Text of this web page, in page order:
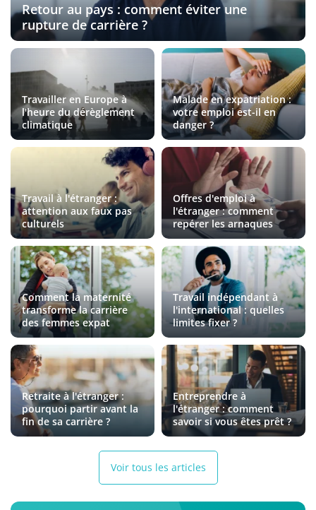
Retour au pays : comment éviter une
rupture de carrière ?
Travailler en Europe à
l'heure du dérèglement
climatique
Malade en expatriation :
votre emploi est-il en
danger ?
Travail à l'étranger :
attention aux faux pas
culturels
Offres d'emploi à
l'étranger : comment
repérer les arnaques
Comment la maternité
transforme la carrière
des femmes expat
Travail indépendant à
l'international : quelles
limites fixer ?
Retraite à l'étranger :
pourquoi partir avant la
fin de sa carrière ?
Entreprendre à
l'étranger : comment
savoir si vous êtes prêt ?
Voir tous les articles